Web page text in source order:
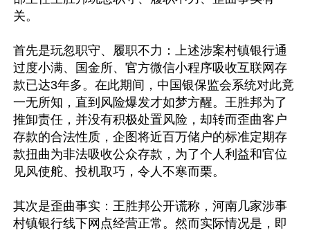
关。
首先是玩忽职守、履职不力：上述涉案村镇银行通
过度小满、国金所、官方微信小程序吸收互联网存
款已达3年多。在此期间，中国银保监会系统对此竟
一无所知，直到风险爆发才如梦方醒。王胜邦为了
推卸责任，并没有积极处置风险，却转而歪曲客户
存款的合法性质，企图将近百万储户的标准定期存
款扭曲为非法吸收公众存款，为了个人利益和官位
见风使舵、投机取巧，令人不寒而栗。
其次是歪曲事实：王胜邦公开谎称，河南几家涉事
村镇银行线下网点经营正常。然而实际情况是，即